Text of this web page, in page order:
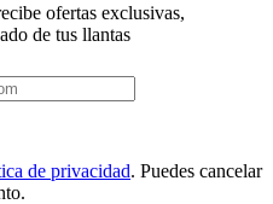
ofertas exclusivas,
de tus llantas
de privacidad. Puedes cancelar